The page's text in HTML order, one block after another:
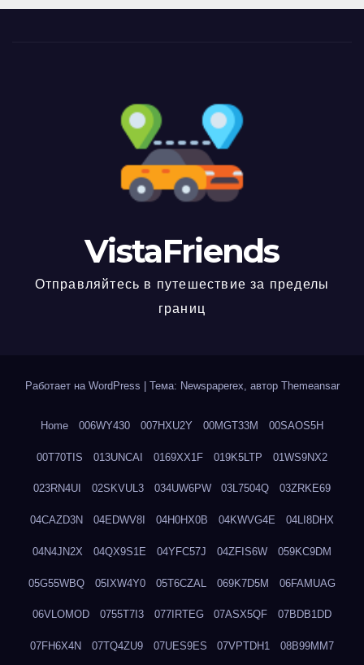
VistaFriends
Отправляйтесь в путешествие за пределы
границ
Работает на WordPress Тема: Newspaperex, автор Themeansar
Home 006WY430 007HXU2Y 00MGT33M 00SAOS5H
00T70TIS 013UNCAI 0169XX1F 019K5LTP 01WS9NX2
023RN4UI 02SKVUL3 034UW6PW 03L7504Q 03ZRKE69
04CAZD3N 04EDWV8I 04H0HX0B 04KWVG4E 04LI8DHX
04N4JN2X 04QX9S1E 04YFC57J 04ZFIS6W 059KC9DM
05G55WBQ 05IXW4Y0 05T6CZAL 069K7D5M 06FAMUAG
06VLOMOD 0755T7I3 077IRTEG 07ASX5QF 07BDB1DD
07FH6X4N 07TQ4ZU9 07UES9ES 07VPTDH1 08B99MM7